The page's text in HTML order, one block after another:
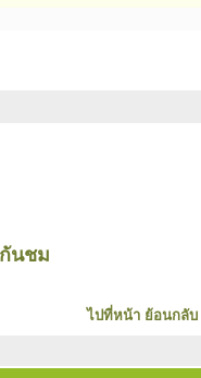
นชม
ไปที่หน้า ย้อนกลับ